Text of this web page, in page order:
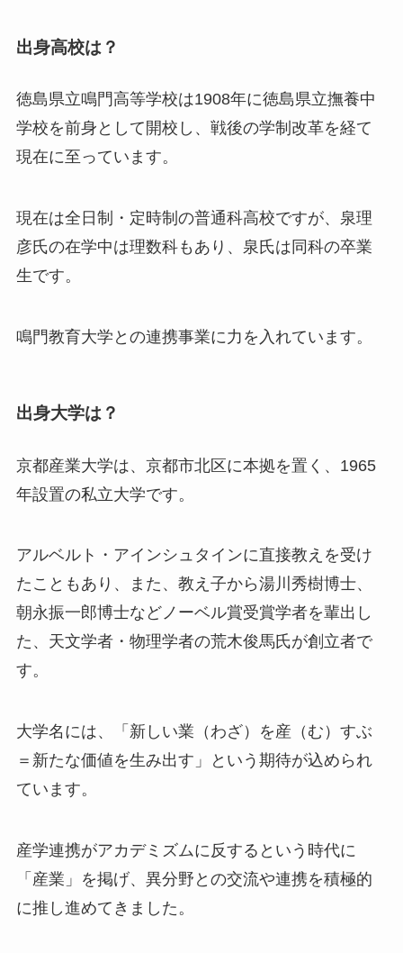
出身高校は？
徳島県立鳴門高等学校は1908年に徳島県立撫養中
学校を前身として開校し、戦後の学制改革を経て
現在に至っています。
現在は全日制・定時制の普通科高校ですが、泉理
彦氏の在学中は理数科もあり、泉氏は同科の卒業
生です。
鳴門教育大学との連携事業に力を入れています。
出身大学は？
京都産業大学は、京都市北区に本拠を置く、1965
年設置の私立大学です。
アルベルト・アインシュタインに直接教えを受け
たこともあり、また、教え子から湯川秀樹博士、
朝永振一郎博士などノーベル賞受賞学者を輩出し
た、天文学者・物理学者の荒木俊馬氏が創立者で
す。
大学名には、「新しい業（わざ）を産（む）すぶ
＝新たな価値を生み出す」という期待が込められ
ています。
産学連携がアカデミズムに反するという時代に
「産業」を掲げ、異分野との交流や連携を積極的
に推し進めてきました。